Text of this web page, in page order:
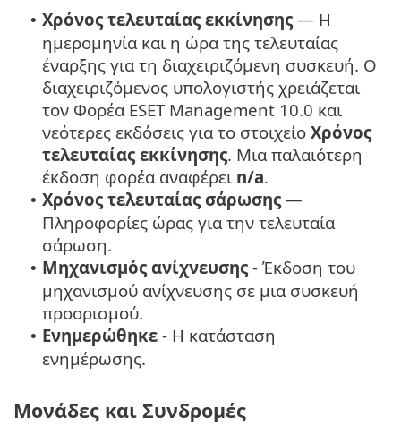
• Χρόνος τελευταίας εκκίνησης — Η
ημερομηνία και η ώρα της τελευταίας
έναρξης για τη διαχειριζόμενη συσκευή. Ο
διαχειριζόμενος υπολογιστής χρειάζεται
τον Φορέα ESET Management 10.0 και
νεότερες εκδόσεις για το στοιχείο Χρόνος
τελευταίας εκκίνησης. Μια παλαιότερη
έκδοση φορέα αναφέρει n/a.
• Χρόνος τελευταίας σάρωσης —
Πληροφορίες ώρας για την τελευταία
σάρωση.
• Μηχανισμός ανίχνευσης - Έκδοση του
μηχανισμού ανίχνευσης σε μια συσκευή
προορισμού.
• Ενημερώθηκε - Η κατάσταση
ενημέρωσης.
Μονάδες και Συνδρομές